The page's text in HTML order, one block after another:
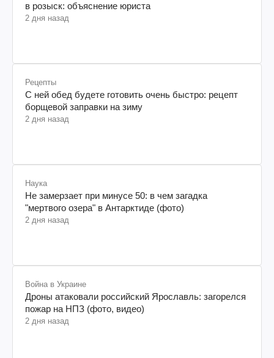
в розыск: объяснение юриста
2 дня назад
Рецепты
С ней обед будете готовить очень быстро: рецепт
борщевой заправки на зиму
2 дня назад
Наука
Не замерзает при минусе 50: в чем загадка
"мертвого озера" в Антарктиде (фото)
2 дня назад
Война в Украине
Дроны атаковали российский Ярославль: загорелся
пожар на НПЗ (фото, видео)
2 дня назад